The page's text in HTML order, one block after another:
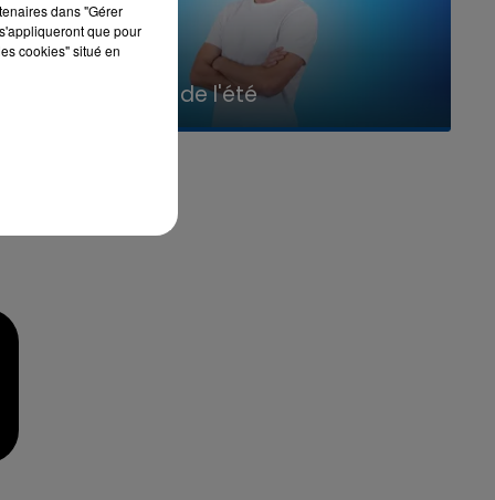
La Team de l'été
dans "Gérer
que pour
cookies" situé en